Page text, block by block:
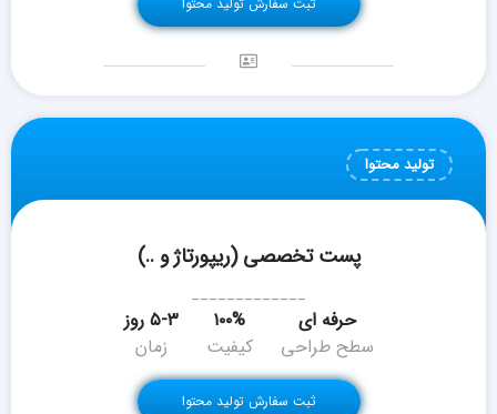
ثبت سفارش تولید محتوا
تولید محتوا
پست تخصصی (ریپورتاژ و ..)
_____________
حرفه ای
سطح طراحی
۱۰۰%
کیفیت
۵-۳ روز
زمان
ثبت سفارش تولید محتوا